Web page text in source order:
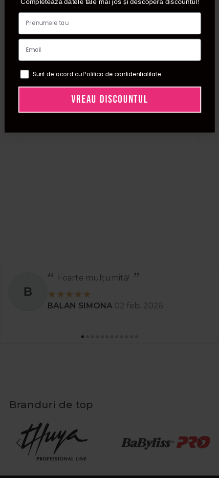
B
Foarte mulțumită!
BALAN SIMONA 02 feb. 2026
Branduri de top
Sunt de acord cu Politica de confidentialitate
VREAU DISCOUNTUL